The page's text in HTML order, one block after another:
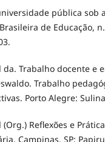
pública sob
de Educação,
da. Trabalho docente e
Trabalho
Porto Alegre:
Reflexões e
Campinas, SP: